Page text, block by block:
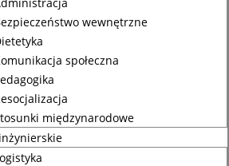
wewnętrzne
społeczna
międzynarodowe